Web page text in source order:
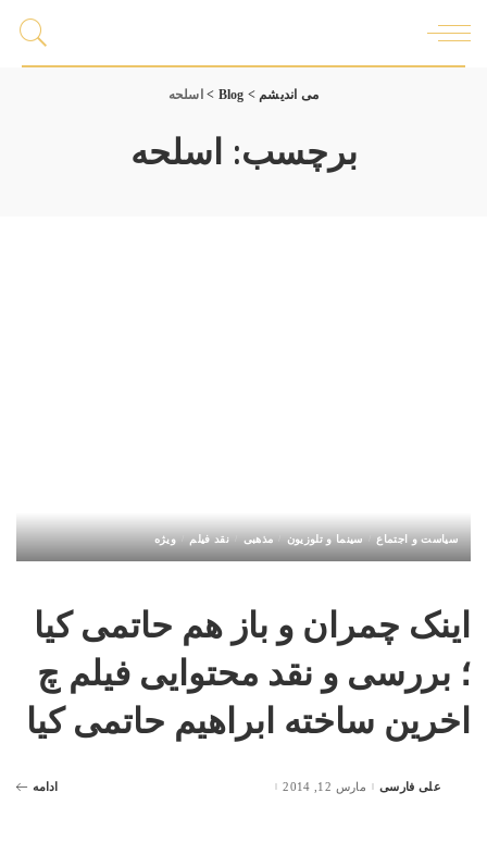
می اندیشم >
Blog
> اسلحه
برچسب: اسلحه
سیاست و اجتماع سینما و تلوزیون مذهبی نقد فیلم ویژه
اینک چمران و باز هم حاتمی کیا
؛ بررسی و نقد محتوایی فیلم چ
اخرین ساخته ابراهیم حاتمی کیا
Postedعلی فارسی مارس 12, 2014 ادامه